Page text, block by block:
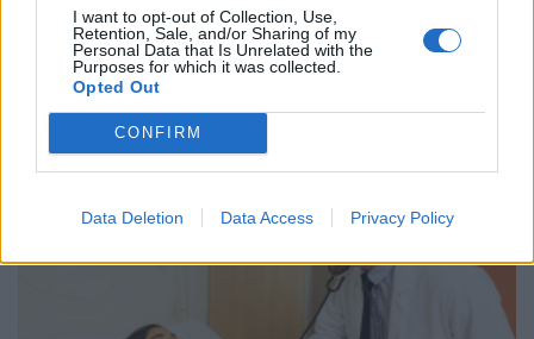
I want to opt-out of Collection, Use,
Retention, Sale, and/or Sharing of my
Personal Data that Is Unrelated with the
Purposes for which it was collected.
Opted Out
CONFIRM
Data Deletion Data Access Privacy Policy
ΣΧΕΤΙΚΑ ΑΡΘΡΑ